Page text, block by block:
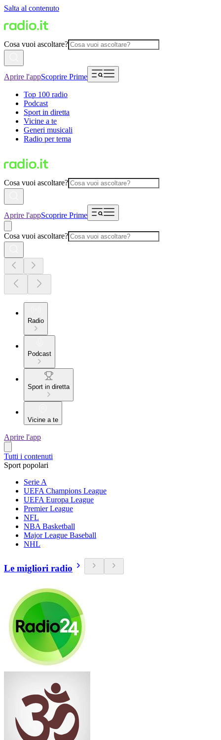
Salta al contenuto
Cosa vuoi ascoltare?
Aprire l'appScoprire Prime
Top 100 radio
Podcast
Sport in diretta
Vicine a te
Generi musicali
Radio per tema
Cosa vuoi ascoltare?
Aprire l'appScoprire Prime
Cosa vuoi ascoltare?
Radio
Podcast
Sport in diretta
Vicine a te
Aprire l'app
Tutti i contenuti
Sport popolari
Serie A
UEFA Champions League
UEFA Europa League
Premier League
NFL
NBA Basketball
Major League Baseball
NHL
Le migliori radio